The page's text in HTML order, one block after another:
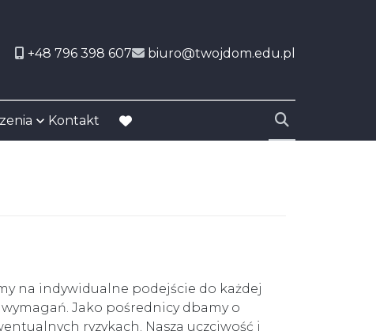
+48 796 398 607 biuro@twojdom.edu.pl
Kontakt
favorite
na indywidualne podejście do każdej
Jako pośrednicy dbamy o
ryzykach. Nasza uczciwość i